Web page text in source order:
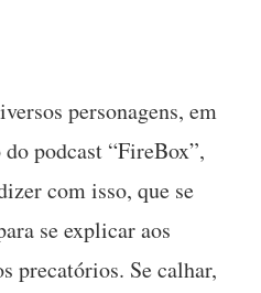
personagens, em
podcast “FireBox”,
com isso, que se
se explicar aos
precatórios. Se calhar,